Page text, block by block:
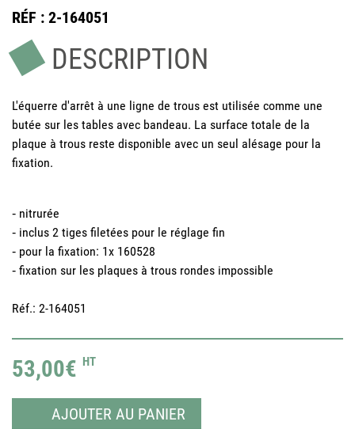
RÉF : 2-164051
DESCRIPTION
L'équerre d'arrêt à une ligne de trous est utilisée comme une
butée sur les tables avec bandeau. La surface totale de la
plaque à trous reste disponible avec un seul alésage pour la
fixation.
‐ nitrurée
‐ inclus 2 tiges filetées pour le réglage fin
‐ pour la fixation: 1x 160528
‐ fixation sur les plaques à trous rondes impossible
Réf.: 2-164051
53,00€ HT
AJOUTER AU PANIER